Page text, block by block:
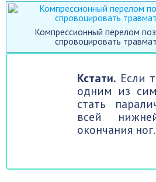
Компрессионный перелом
спровоцировать
Кстати. Если
одним из
стать
всей
окончания ног.